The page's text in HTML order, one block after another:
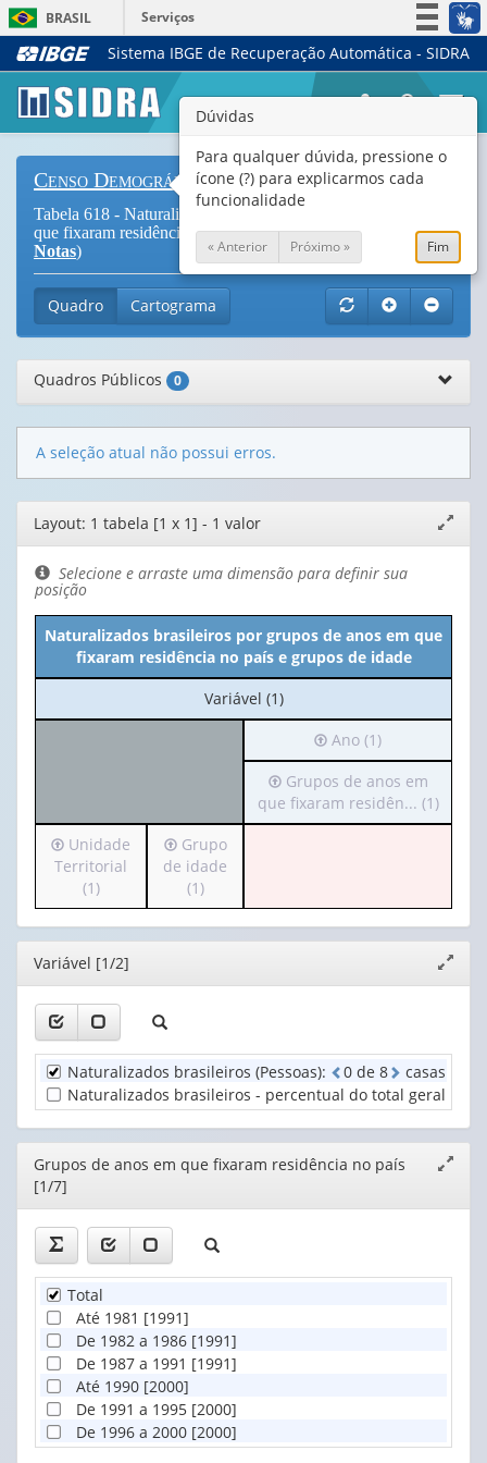
BRASIL
Serviços
Simplifique!
Legislação
Canais
Sistema IBGE de Recuperação Automática - SIDRA
Censo Demográfico
Tabela 618 - Naturalizados brasileiros por grupos de anos em
que fixaram residência no país e grupos de idade (
Notas)
Quadro Cartograma
Quadros Públicos 0
A seleção atual não possui erros.
Editor
de
layout
janela
Layout: 1 tabela [1 x 1] - 1 valor
Selecione e arraste uma dimensão para definir sua
posição
Naturalizados brasileiros por grupos de anos em que
fixaram residência no país e grupos de idade
No
cabeçalho:
Variável (1)
Irá
para
o
cabeçalho
(possui
Ano (1)
Irá
para
o
1
valor):
que
fixaram
residên...
(1)
Grupos de anos em
que fixaram residên... (1)
Irá
para
cabeçalho
(possui
apenas
1
Unidade
Territorial
(1)
Unidade
Territorial
(1)
Irá
para
cabeçalho
(possui
de
idade
(1)
Grupo
de idade
(1)
Editor
janela
Variável [1/2]
Naturalizados brasileiros (Pessoas): 0 de 8
casas
Naturalizados brasileiros - percentual do total geral (%)
Editor
Grupos de anos em que fixaram residência no país
[1/7]
Total
Até 1981 [1991]
De 1982 a 1986 [1991]
De 1987 a 1991 [1991]
Até 1990 [2000]
De 1991 a 1995 [2000]
De 1996 a 2000 [2000]
Dúvidas
Para qualquer dúvida, pressione o
ícone (?) para explicarmos cada
funcionalidade
« Anterior Próximo » Fim